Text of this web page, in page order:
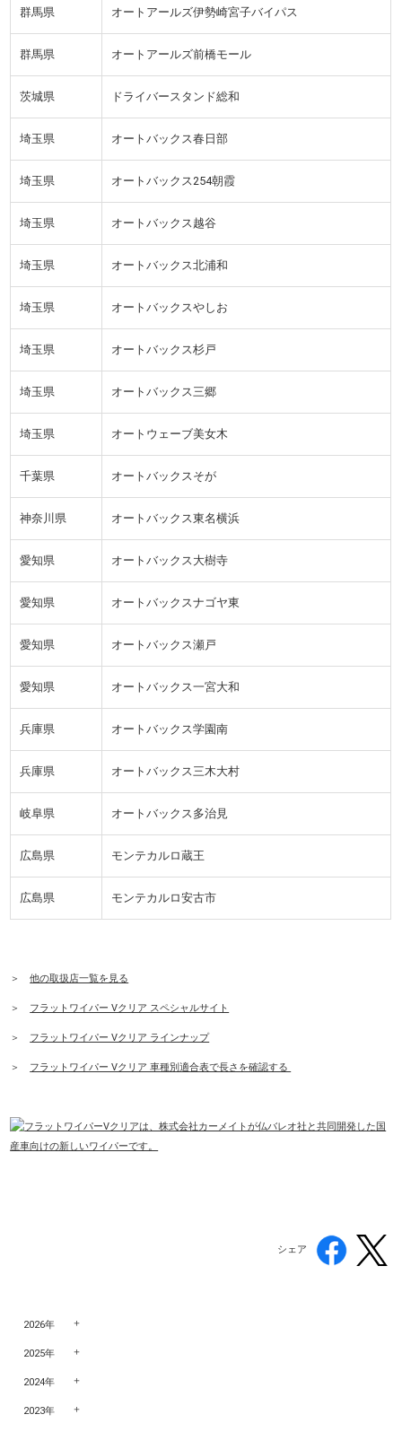
群馬県 オートアールズ伊勢崎宮子バイパス
群馬県 オートアールズ前橋モール
茨城県 ドライバースタンド総和
埼玉県 オートバックス春日部
埼玉県 オートバックス254朝霞
埼玉県 オートバックス越谷
埼玉県 オートバックス北浦和
埼玉県 オートバックスやしお
埼玉県 オートバックス杉戸
埼玉県 オートバックス三郷
埼玉県 オートウェーブ美女木
千葉県 オートバックスそが
神奈川県 オートバックス東名横浜
愛知県 オートバックス大樹寺
愛知県 オートバックスナゴヤ東
愛知県 オートバックス瀬戸
愛知県 オートバックス一宮大和
兵庫県 オートバックス学園南
兵庫県 オートバックス三木大村
岐阜県 オートバックス多治見
広島県 モンテカルロ蔵王
広島県 モンテカルロ安古市
＞他の取扱店一覧を見る
＞ フラットワイパー Vクリア スペシャルサイト
＞ フラットワイパー Vクリア ラインナップ
＞ フラットワイパー Vクリア 車種別適合表で長さを確認する
シェア
2026年
2025年
2024年
2023年